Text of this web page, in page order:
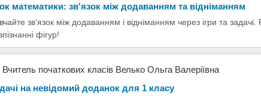
математики: зв'язок між додаванням та відніманням
зв'язок між додаванням і відніманням через ігри та
фігур!
Вчитель початкових класів Велько Ольга Валеріївна
на невідомий доданок для 1 класу